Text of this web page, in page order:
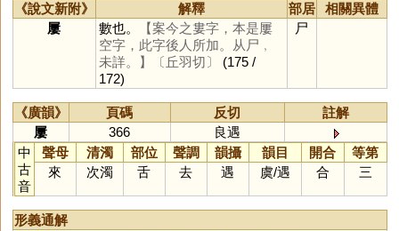
《說文新附》 解釋 部居
相關異體
屢
數也。
【案今之婁字，本是屢
空字，此字後人所加。从尸﹐
未詳。】
〔丘羽切〕
(175 /
172)
尸
《廣韻》 頁碼 反切
註解
屢
366
良遇
中
古
音
聲母 清濁 部位 聲調 韻攝 韻目 開合
等第
來
次濁 舌 去 遇 虞/遇 合 三
形義通解